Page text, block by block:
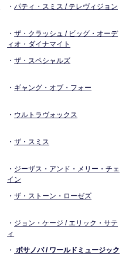
・パティ・スミス / テレヴィジョン
・ザ・クラッシュ / ビッグ・オーデ
ィオ・ダイナマイト
・ザ・スペシャルズ
・ ギャング・オブ・フォー
・ ウルトラヴォックス
・ザ・スミス
・ ジーザス・アンド・メリー・チェ
イン
・ザ・ストーン・ローゼズ
・ ジョン・ケージ / エリック・サテ
ィ
・ ボサノバ / ワールドミュージック